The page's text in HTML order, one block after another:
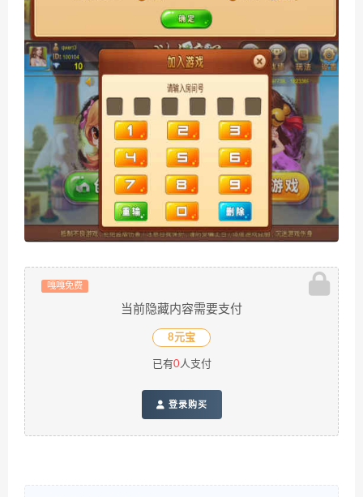
嘎嘎免费
当前隐藏内容需要支付
8元宝
已有0人支付
登录购买